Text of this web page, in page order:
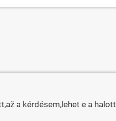
a kérdésem,lehet e a halott